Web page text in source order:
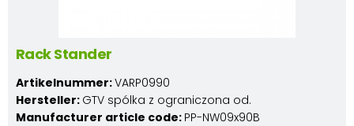
Rack Stander
Artikelnummer:VARP0990
Hersteller: GTV spólka z ograniczona od.
Manufacturer article code: PP-NW09x90B